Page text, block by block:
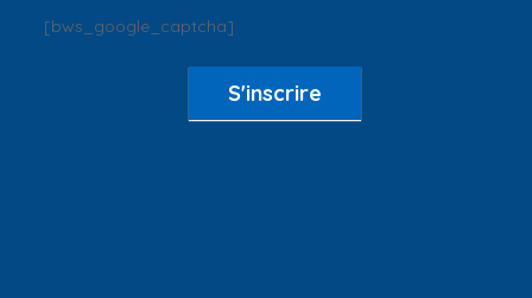
[bws_google_captcha]
S'inscrire